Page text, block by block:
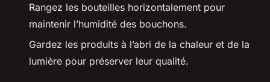
Rangez les bouteilles horizontalement pour
maintenir l’humidité des bouchons.
Gardez les produits à l’abri de la chaleur et de la
lumière pour préserver leur qualité.